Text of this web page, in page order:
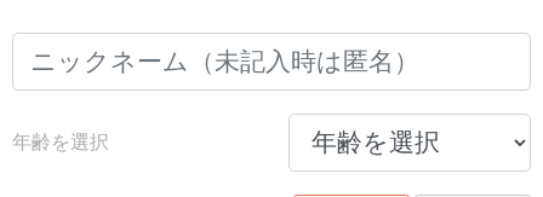
年齢を選択